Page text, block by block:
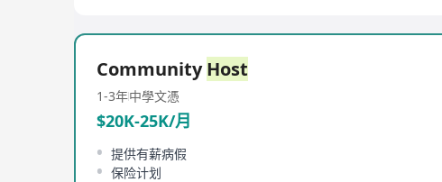
CommunityHost
1-3年中學文憑
$20K-25K/月
提供有薪病假
保险计划